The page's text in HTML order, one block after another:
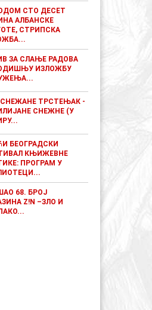
СТО ДЕСЕТ
АЛБАНСКЕ
СТРИПСКА
ЗА СЛАЊЕ РАДОВА
ИЗЛОЖБУ
ТРСТЕЊАК -
СНЕЖНЕ (У
БЕОГРАДСКИ
КЊИЖЕВНЕ
ПРОГРАМ У
68. БРОЈ
Z!N –ЗЛО И